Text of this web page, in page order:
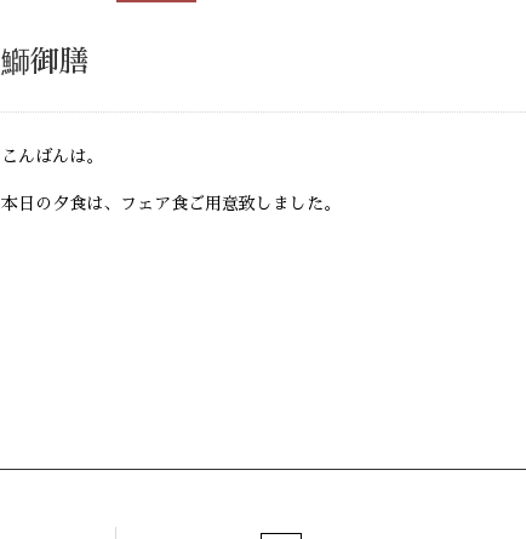
鰤御膳
こんばんは。
本日の夕食は、フェア食ご用意致しました。